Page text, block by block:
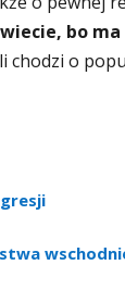
bo
o